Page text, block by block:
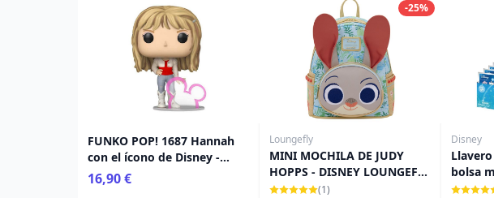
FUNKO POP! 1687 Hannah
con el ícono de Disney -
Disney Channel Hannah
Montana
16,90 €
-25%
Loungefly
MINI MOCHILA DE JUDY
HOPPS - DISNEY LOUNGEFLY
ZOOTOPIA 2
(1)
Disney
bolsa